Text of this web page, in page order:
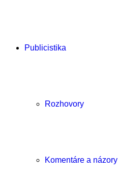
Publicistika
Rozhovory
Komentáre a názory